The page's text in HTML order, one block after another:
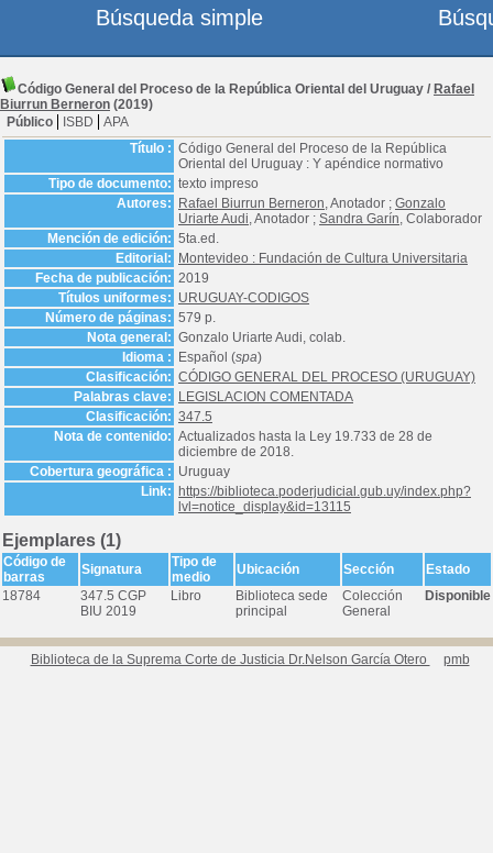
Código General del Proceso de la República Oriental del Uruguay / Rafael
Biurrun Berneron (2019)
Público
ISBD
APA
Título : Código General del Proceso de la República
Oriental del Uruguay : Y apéndice normativo
Tipo de documento: texto impreso
Autores:
Rafael Biurrun Berneron, Anotador ; Gonzalo
Uriarte Audi, Anotador ; Sandra Garín, Colaborador
Mención de edición: 5ta.ed.
Editorial:
Montevideo : Fundación de Cultura Universitaria
Fecha de publicación: 2019
Títulos uniformes: URUGUAY-CODIGOS
Número de páginas: 579 p.
Nota general: Gonzalo Uriarte Audi, colab.
Idioma :
Español (spa)
Clasificación: CÓDIGO GENERAL DEL PROCESO (URUGUAY)
Palabras clave:
LEGISLACION COMENTADA
Clasificación: 347.5
Nota de contenido: Actualizados hasta la Ley 19.733 de 28 de
diciembre de 2018.
Cobertura geográfica : Uruguay
Link:
https://biblioteca.poderjudicial.gub.uy/index.php?
lvl=notice_display&id=13115
Ejemplares (1)
Código de
barras
Signatura
Tipo de
medio
Ubicación Sección
Estado
18784
347.5 CGP
BIU 2019
Libro
Biblioteca sede
principal
Colección
General
Disponible
Biblioteca de la Suprema Corte de Justicia Dr.Nelson García Otero pmb
Búsqueda simple